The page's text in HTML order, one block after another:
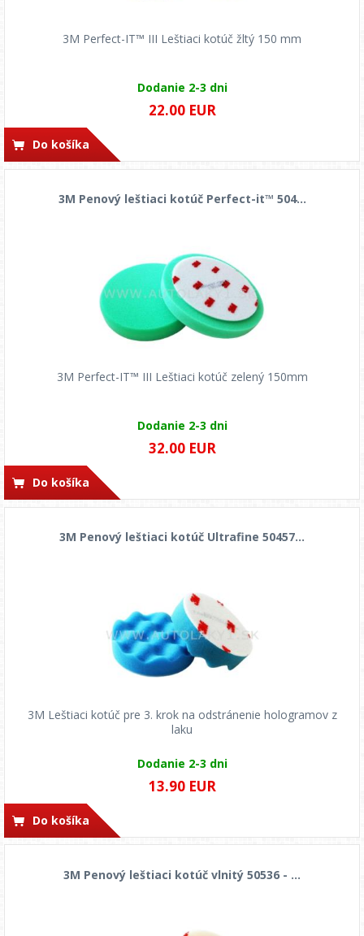
3M Perfect-IT™ III Leštiaci kotúč žltý 150 mm
Dodanie 2-3 dni
22.00 EUR
Do košíka
3M Penový leštiaci kotúč Perfect-it™ 504...
3M Perfect-IT™ III Leštiaci kotúč zelený 150mm
Dodanie 2-3 dni
32.00 EUR
Do košíka
3M Penový leštiaci kotúč Ultrafine 50457...
3M Leštiaci kotúč pre 3. krok na odstránenie hologramov z
laku
Dodanie 2-3 dni
13.90 EUR
Do košíka
3M Penový leštiaci kotúč vlnitý 50536 - ...